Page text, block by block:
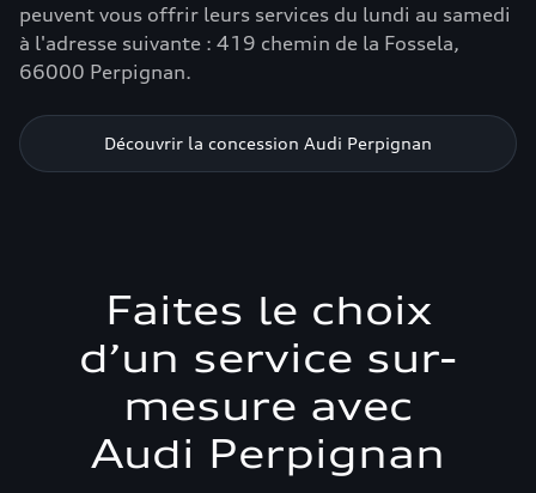
peuvent vous offrir leurs services du lundi au samedi
à l'adresse suivante : 419 chemin de la Fossela,
66000 Perpignan.
Découvrir la concession Audi Perpignan
Faites le choix
d’un service sur-
mesure avec
Audi Perpignan